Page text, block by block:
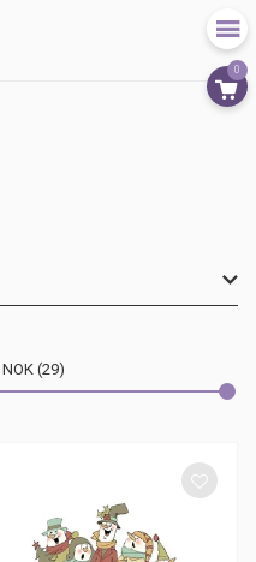
0
NOK 29